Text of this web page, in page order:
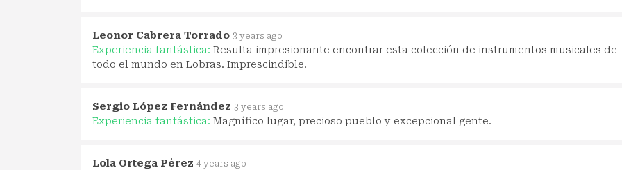
Leonor Cabrera Torrado 3 years ago
Experiencia fantástica: Resulta impresionante encontrar esta colección de instrumentos musicales de
todo el mundo en Lobras. Imprescindible.
Sergio López Fernández 3 years ago
Experiencia fantástica: Magnífico lugar, precioso pueblo y excepcional gente.
Lola Ortega Pérez 4 years ago